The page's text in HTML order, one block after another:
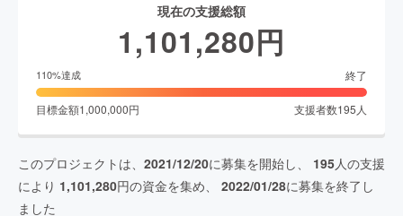
現在の支援総額
1,101,280円
110%達成 終了
目標金額1,000,000円 支援者数195 人
このプロジェクトは、 2021/12/20に募集を開始し、 195人の支援
により 1,101,280円の資金を集め、 2022/01/28に募集を終了し
ました